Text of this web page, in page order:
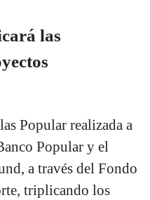
las
Popular realizada a
Popular y el
a través del Fondo
triplicando los